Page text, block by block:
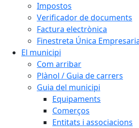
Impostos
Verificador de documents
Factura electrònica
Finestreta Única
El municipi
Com arribar
Plànol / Guia de carrers
Guia del municipi
Equipaments
Comerços
Entitats i associacions